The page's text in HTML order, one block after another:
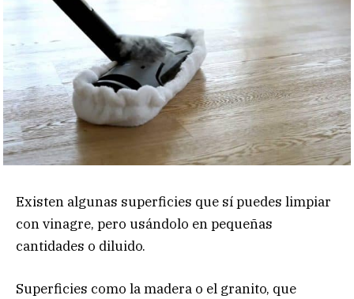
Existen algunas superficies que sí puedes limpiar
con vinagre, pero usándolo en pequeñas
cantidades o diluido.
Superficies como la madera o el granito, que